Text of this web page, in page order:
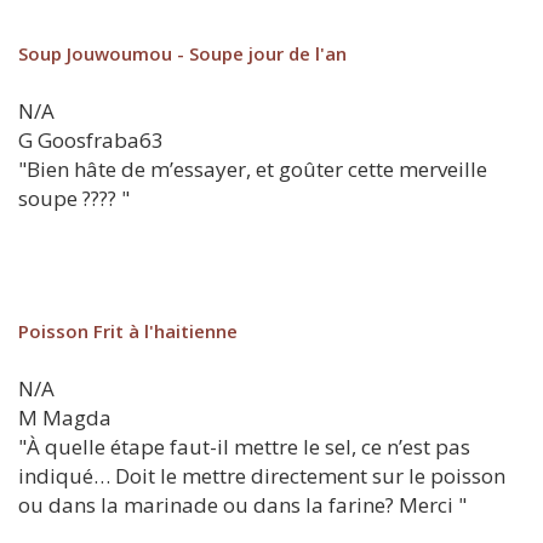
Soup Jouwoumou - Soupe jour de l'an
N/A
G Goosfraba63
"Bien hâte de m’essayer, et goûter cette merveille
soupe ???? "
Poisson Frit à l'haitienne
N/A
M Magda
"À quelle étape faut-il mettre le sel, ce n’est pas
indiqué… Doit le mettre directement sur le poisson
ou dans la marinade ou dans la farine? Merci "